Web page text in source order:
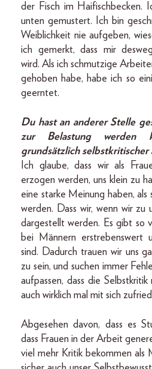
der Fisch im Haifischbecken.
unten gemustert. Ich bin
Weiblichkeit nie aufgeben,
ich gemerkt, dass mir
wird. Als ich schmutzige
gehoben habe, habe ich so
geerntet.
Du hast an anderer Stelle
zur Belastung werden
grundsätzlich selbstkritischer
Ich glaube, dass wir als
erzogen werden, uns klein zu
eine starke Meinung haben,
werden. Dass wir, wenn wir zu
dargestellt werden. Es gibt so
bei Männern erstrebenswert
sind. Dadurch trauen wir uns
zu sein, und suchen immer
aufpassen, dass die
auch wirklich mal mit sich
Abgesehen davon, dass es
dass Frauen in der Arbeit
viel mehr Kritik bekommen als